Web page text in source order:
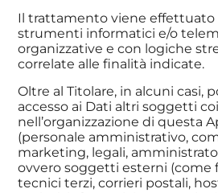
Il trattamento viene
strumenti informatici e/o
organizzative e con logiche
correlate alle finalità indicate.
Oltre al Titolare, in alcuni casi,
accesso ai Dati altri soggetti
nell’organizzazione di questa
(personale amministrativo,
marketing, legali,
ovvero soggetti esterni (come
tecnici terzi, corrieri postali,